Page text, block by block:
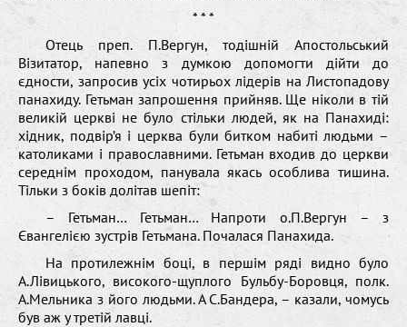
* * *
Отець преп. П.Вергун, тодішній Апостольський
Візитатор, напевно з думкою допомогти дійти до
єдности, запросив усіх чотирьох лідерів на Листопадову
панахиду. Гетьман запрошення прийняв. Ще ніколи в тій
великій церкві не було стільки людей, як на Панахиді:
хідник, подвір’я і церква були битком набиті людьми –
католиками і православними. Гетьман входив до церкви
середнім проходом, панувала якась особлива тишина.
Тільки з боків долітав шепіт:
– Гетьман… Гетьман… Напроти о.П.Вергун – з
Євангелією зустрів Гетьмана. Почалася Панахида.
На протилежнім боці, в першім ряді видно було
А.Лівицького, високого-щуплого Бульбу-Боровця, полк.
А.Мельника з його людьми. А С.Бандера, – казали, чомусь
був аж у третій лавці.